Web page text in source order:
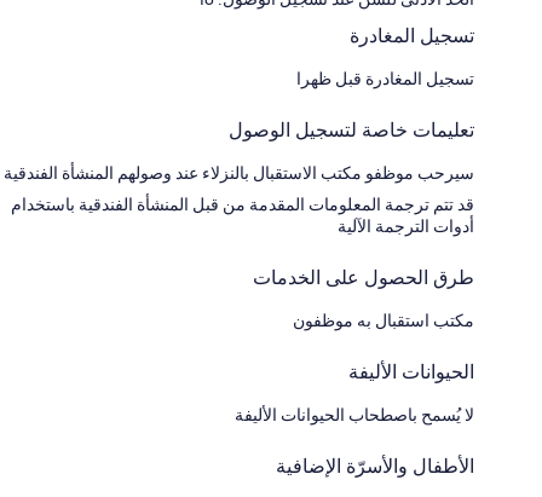
تسجيل المغادرة
تسجيل المغادرة قبل ظهرا
تعليمات خاصة لتسجيل الوصول
سيرحب موظفو مكتب الاستقبال بالنزلاء عند وصولهم المنشأة الفندقية
قد تتم ترجمة المعلومات المقدمة من قبل المنشأة الفندقية باستخدام
أدوات الترجمة الآلية
طرق الحصول على الخدمات
مكتب استقبال به موظفون
الحيوانات الأليفة
لا يُسمح باصطحاب الحيوانات الأليفة
الأطفال والأسرّة الإضافية